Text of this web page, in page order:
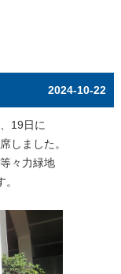
2024-10-22
19日に
しました。
々力緑地